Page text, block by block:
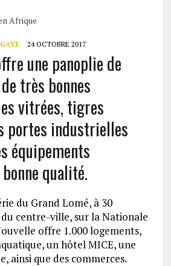
Afrique
24 OCTOBRE 2017
une panoplie de
très bonnes
vitrées, tigres
portes industrielles
équipements
qualité.
du Grand Lomé, à 30
centre-ville, sur la Nationale
offre 1.000 logements,
un hôtel MICE, une
ainsi que des commerces.